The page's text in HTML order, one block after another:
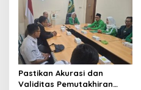
Pastikan Akurasi dan
Validitas Pemutakhiran